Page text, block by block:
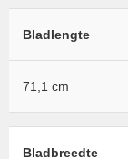
Bladlengte
71,1 cm
Bladbreedte